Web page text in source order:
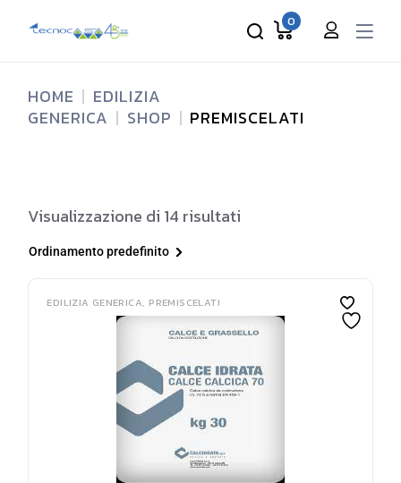
0
HOME
EDILIZIA
GENERICA
SHOP PREMISCELATI
Visualizzazione di 14 risultati
Ordinamento predefinito
EDILIZIA GENERICA PREMISCELATI